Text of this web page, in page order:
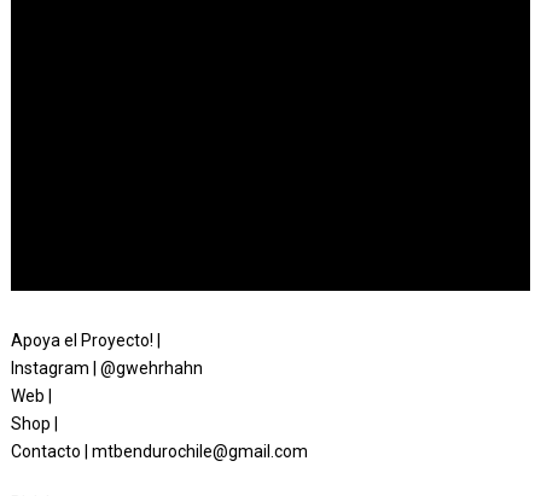
Apoya el Proyecto! |
Instagram | @gwehrhahn
Web |
Shop |
Contacto | mtbendurochile@gmail.com